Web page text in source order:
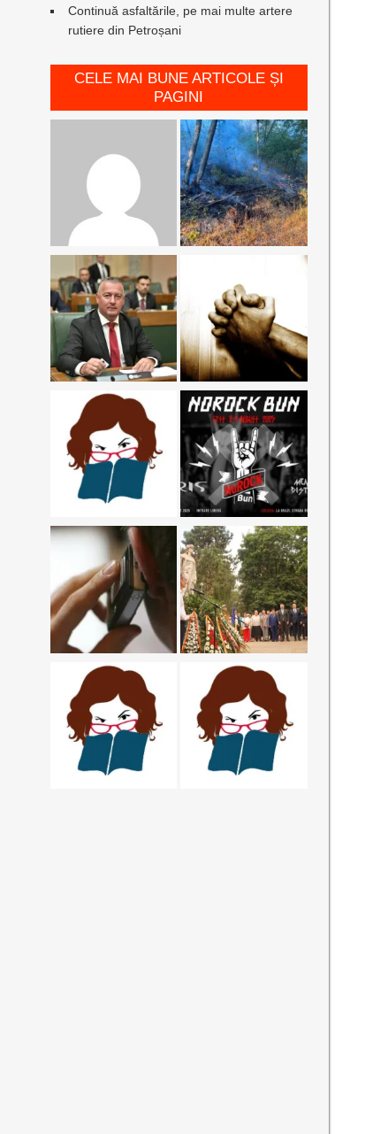
Continuă asfaltările, pe mai multe artere
rutiere din Petroșani
CELE MAI BUNE ARTICOLE ȘI
PAGINI